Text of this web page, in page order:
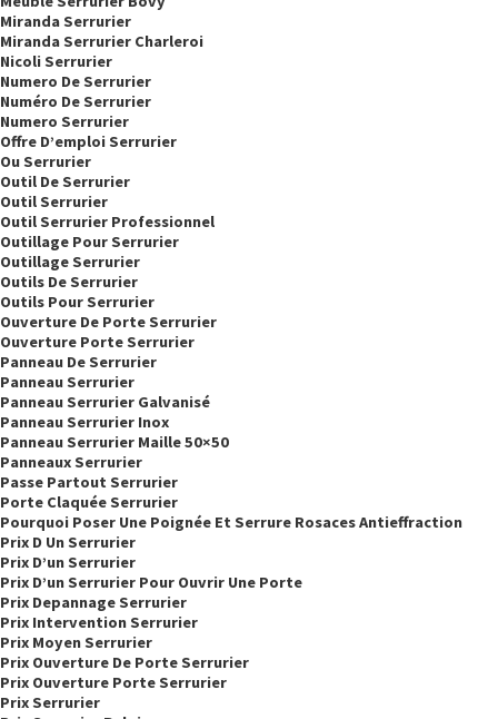
Miranda Serrurier
Miranda Serrurier Charleroi
Nicoli Serrurier
Numero De Serrurier
Numéro De Serrurier
Numero Serrurier
Offre D’emploi Serrurier
Ou Serrurier
Outil De Serrurier
Outil Serrurier
Outil Serrurier Professionnel
Outillage Pour Serrurier
Outillage Serrurier
Outils De Serrurier
Outils Pour Serrurier
Ouverture De Porte Serrurier
Ouverture Porte Serrurier
Panneau De Serrurier
Panneau Serrurier
Panneau Serrurier Galvanisé
Panneau Serrurier Inox
Panneau Serrurier Maille 50×50
Panneaux Serrurier
Passe Partout Serrurier
Porte Claquée Serrurier
Pourquoi Poser Une Poignée Et Serrure Rosaces Antieffraction
Prix D Un Serrurier
Prix D’un Serrurier
Prix D’un Serrurier Pour Ouvrir Une Porte
Prix Depannage Serrurier
Prix Intervention Serrurier
Prix Moyen Serrurier
Prix Ouverture De Porte Serrurier
Prix Ouverture Porte Serrurier
Prix Serrurier